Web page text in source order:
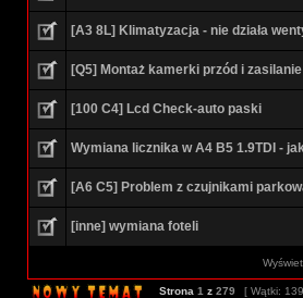
[A3 8L] Klimatyzacja - nie działa
[Q5] Montaż kamerki przód i zasilanie
[100 C4] Lcd Check-auto paski
Wymiana licznika w A4 B5 1.9TDI -
[A6 C5] Problem z czujnikami
[inne] wymiana foteli
Strona 1 z 279 [ Wątki: